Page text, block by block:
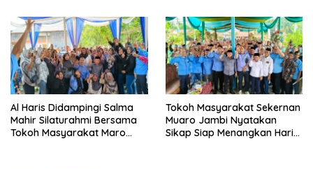
Al Haris Didampingi Salma
Mahir Silaturahmi Bersama
Tokoh Masyarakat Maro
Tokoh Masyarakat Sekernan
Muaro Jambi Nyatakan
Sikap Siap Menangkan Haris-